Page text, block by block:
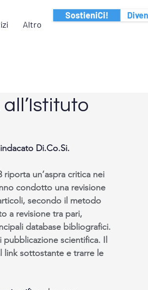
Altro
SostieniCi!
Di.Co.Si.
un’aspra critica nei
condotto una revisione
secondo il metodo
a revisione tra pari,
database bibliografici.
scientifica. Il
link sottostante e trarre le